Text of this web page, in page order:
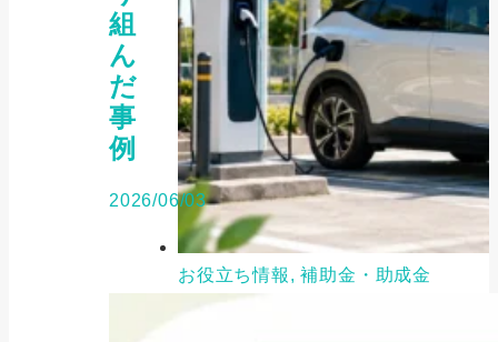
組
ん
だ
事
例
2026/06/03
お役立ち情報, 補助金・助成金
知らないと50万円損する｜2026